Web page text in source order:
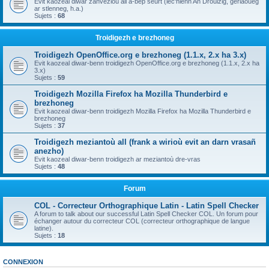
ar stlenneg, h.a.)
Sujets : 68
Troidigezh e brezhoneg
Troidigezh OpenOffice.org e brezhoneg (1.1.x, 2.x ha 3.x)
Evit kaozeal diwar-benn troidigezh OpenOffice.org e brezhoneg (1.1.x, 2.x ha
3.x)
Sujets : 59
Troidigezh Mozilla Firefox ha Mozilla Thunderbird e
brezhoneg
Evit kaozeal diwar-benn troidigezh Mozilla Firefox ha Mozilla Thunderbird e
brezhoneg
Sujets : 37
Troidigezh meziantoù all (frank a wirioù evit an darn vrasañ
anezho)
Evit kaozeal diwar-benn troidigezh ar meziantoù dre-vras
Sujets : 48
Forum
COL - Correcteur Orthographique Latin - Latin Spell Checker
A forum to talk about our successful Latin Spell Checker COL. Un forum pour
échanger autour du correcteur COL (correcteur orthographique de langue
latine).
Sujets : 18
CONNEXION